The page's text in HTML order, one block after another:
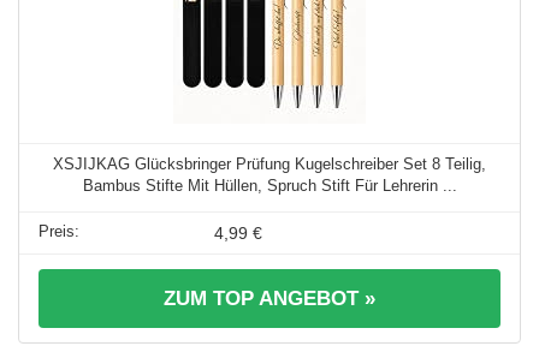
XSJIJKAG Glücksbringer Prüfung Kugelschreiber Set 8 Teilig,
Bambus Stifte Mit Hüllen, Spruch Stift Für Lehrerin ...
4,99 €
ZUM TOP ANGEBOT »